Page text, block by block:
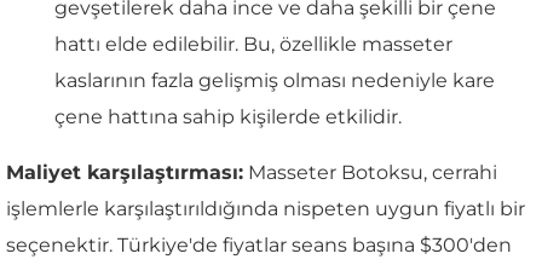
gevşetilerek daha ince ve daha şekilli bir çene
hattı elde edilebilir. Bu, özellikle masseter
kaslarının fazla gelişmiş olması nedeniyle kare
çene hattına sahip kişilerde etkilidir.
Maliyet karşılaştırması: Masseter Botoksu, cerrahi
işlemlerle karşılaştırıldığında nispeten uygun fiyatlı bir
seçenektir. Türkiye'de fiyatlar seans başına $300'den